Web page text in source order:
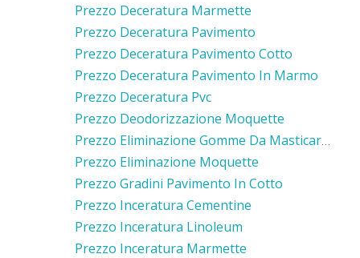
Prezzo Deceratura Marmette
Prezzo Deceratura Pavimento
Prezzo Deceratura Pavimento Cotto
Prezzo Deceratura Pavimento In Marmo
Prezzo Deceratura Pvc
Prezzo Deodorizzazione Moquette
Prezzo Eliminazione Gomme Da Masticare Moquette
Prezzo Eliminazione Moquette
Prezzo Gradini Pavimento In Cotto
Prezzo Inceratura Cementine
Prezzo Inceratura Linoleum
Prezzo Inceratura Marmette